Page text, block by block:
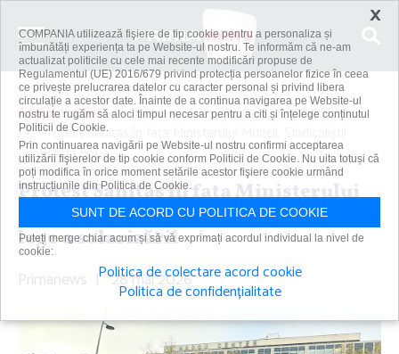
Acasă
Știri
Protest Sanitas în faţa Ministerului Muncii. Sindicaliştii
contestă noua...
Protest Sanitas în faţa Ministerului
Muncii. Sindicaliştii contestă noua
lege a salarizării
Primanews | 28 mai 2026
×
COMPANIA utilizează fişiere de tip cookie pentru a personaliza și
îmbunătăți experiența ta pe Website-ul nostru. Te informăm că ne-am
actualizat politicile cu cele mai recente modificări propuse de
Regulamentul (UE) 2016/679 privind protecția persoanelor fizice în ceea
ce privește prelucrarea datelor cu caracter personal și privind libera
circulație a acestor date. Înainte de a continua navigarea pe Website-ul
nostru te rugăm să aloci timpul necesar pentru a citi și înțelege conținutul
Politicii de Cookie.
Prin continuarea navigării pe Website-ul nostru confirmi acceptarea
utilizării fişierelor de tip cookie conform Politicii de Cookie. Nu uita totuși că
poți modifica în orice moment setările acestor fişiere cookie urmând
instrucțiunile din Politica de Cookie.
SUNT DE ACORD CU POLITICA DE COOKIE
Puteți merge chiar acum și să vă exprimați acordul individual la nivel de
cookie:
Politica de colectare acord cookie
Politica de confidențialitate